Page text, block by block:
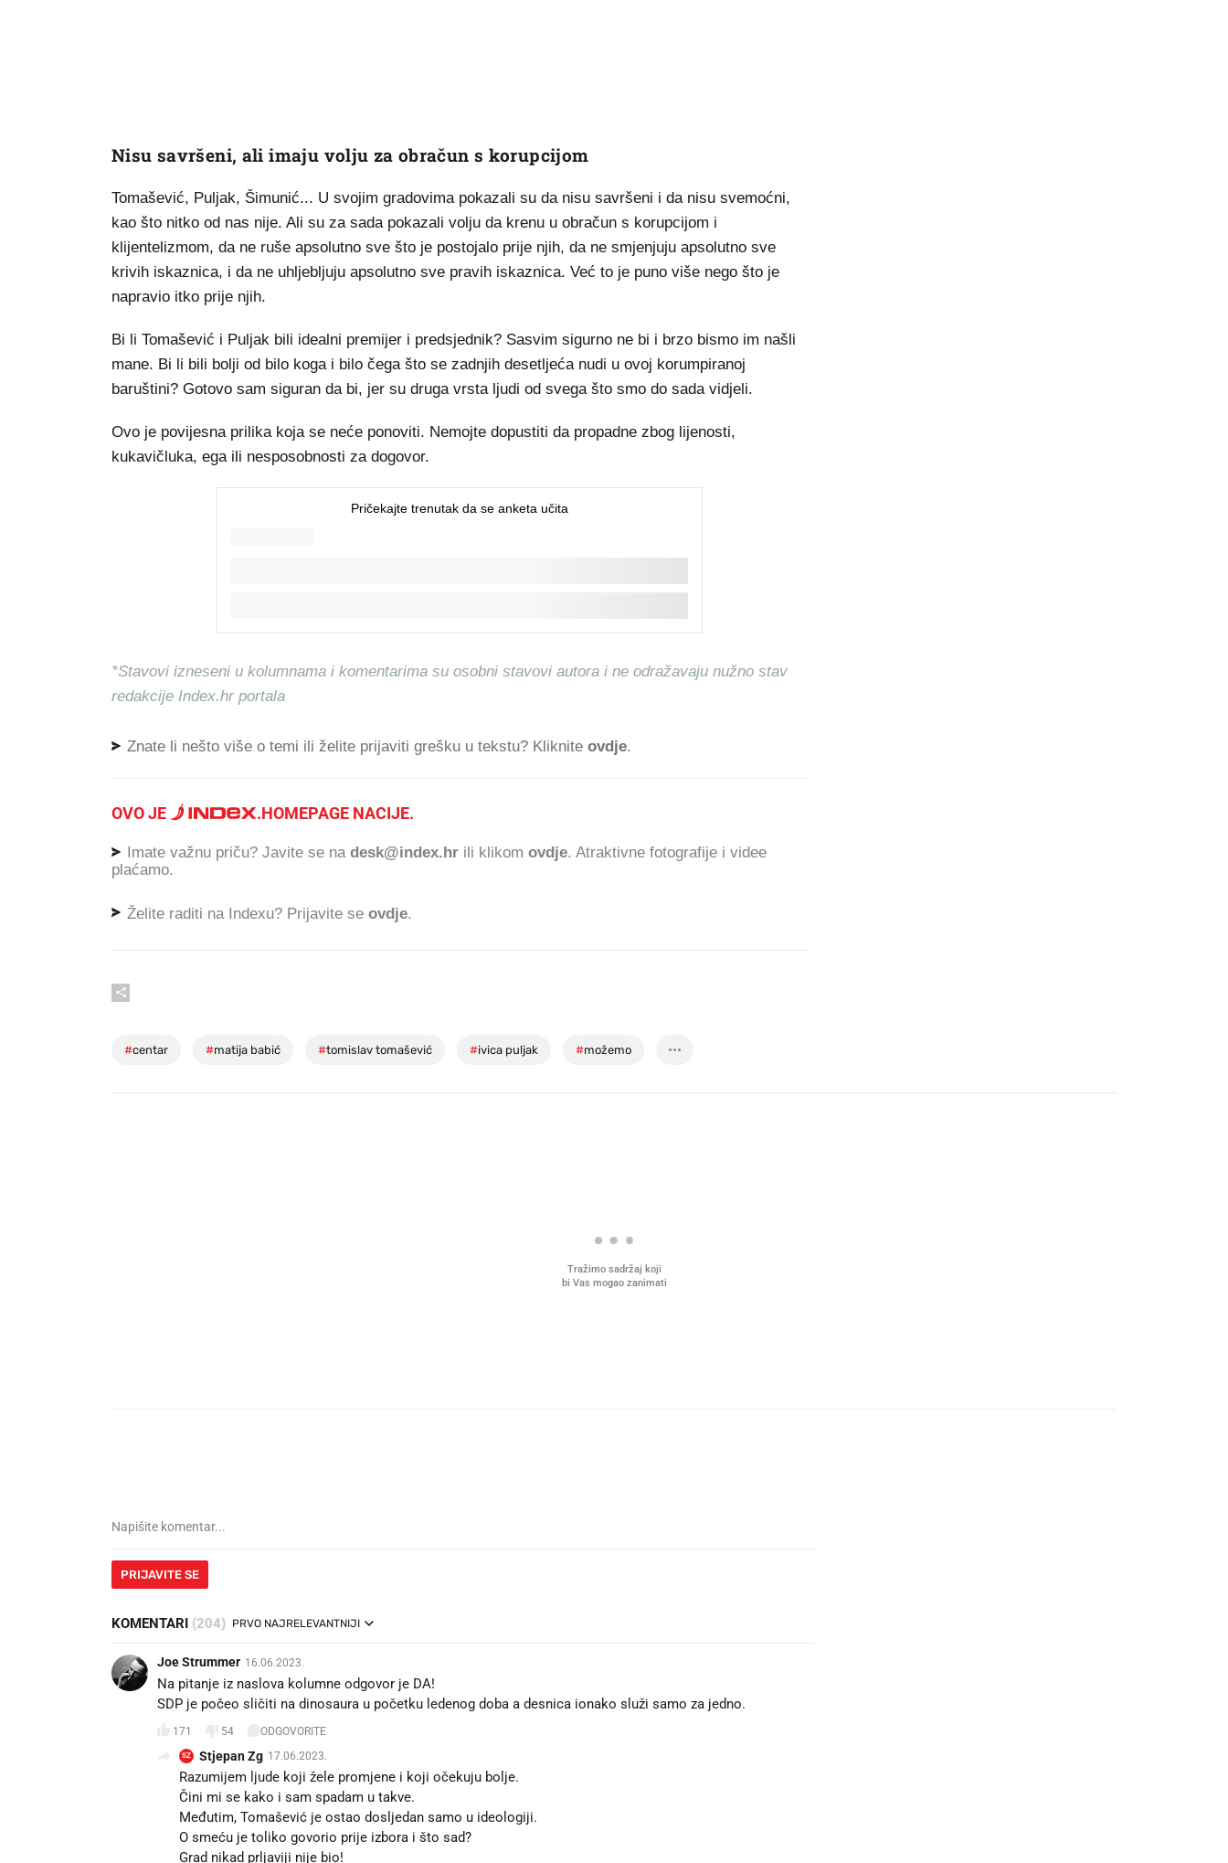
Nisu savršeni, ali imaju volju za obračun s korupcijom
Tomašević, Puljak, Šimunić... U svojim gradovima pokazali su da nisu savršeni i da nisu svemoćni,
kao što nitko od nas nije. Ali su za sada pokazali volju da krenu u obračun s korupcijom i
klijentelizmom, da ne ruše apsolutno sve što je postojalo prije njih, da ne smjenjuju apsolutno sve
krivih iskaznica, i da ne uhljebljuju apsolutno sve pravih iskaznica. Već to je puno više nego što je
napravio itko prije njih.
Bi li Tomašević i Puljak bili idealni premijer i predsjednik? Sasvim sigurno ne bi i brzo bismo im našli
mane. Bi li bili bolji od bilo koga i bilo čega što se zadnjih desetljeća nudi u ovoj korumpiranoj
baruštini? Gotovo sam siguran da bi, jer su druga vrsta ljudi od svega što smo do sada vidjeli.
Ovo je povijesna prilika koja se neće ponoviti. Nemojte dopustiti da propadne zbog lijenosti,
kukavičluka, ega ili nesposobnosti za dogovor.
*Stavovi izneseni u kolumnama i komentarima su osobni stavovi autora i ne odražavaju nužno stav
redakcije Index.hr portala
Znate li nešto više o temi ili želite prijaviti grešku u tekstu? Kliknite ovdje.
OVO JE .HOMEPAGE NACIJE.
Imate važnu priču? Javite se na desk@index.hr ili klikom ovdje. Atraktivne fotografije i videe
plaćamo.
Želite raditi na Indexu? Prijavite se ovdje.
#centar #matija babić #tomislav tomašević #ivica puljak #možemo
Tražimo sadržaj koji
bi Vas mogao zanimati
PRIJAVITE SE
KOMENTARI (204) PRVO NAJRELEVANTNIJI
Joe Strummer 16.06.2023.
Na pitanje iz naslova kolumne odgovor je DA!
SDP je počeo sličiti na dinosaura u početku ledenog doba a desnica ionako služi samo za jedno.
171 54 ODGOVORITE
SZ Stjepan Zg 17.06.2023.
Razumijem ljude koji žele promjene i koji očekuju bolje.
Čini mi se kako i sam spadam u takve.
Međutim, Tomašević je ostao dosljedan samo u ideologiji.
O smeću je toliko govorio prije izbora i što sad?
Grad nikad prljaviji nije bio!